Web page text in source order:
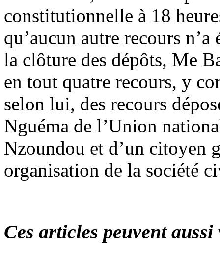
constitutionnelle à 18
qu’aucun autre recours n’a
la clôture des dépôts, Me
en tout quatre recours, y
selon lui, des recours
Nguéma de l’Union
Nzoundou et d’un citoyen
organisation de la société
Ces articles peuvent